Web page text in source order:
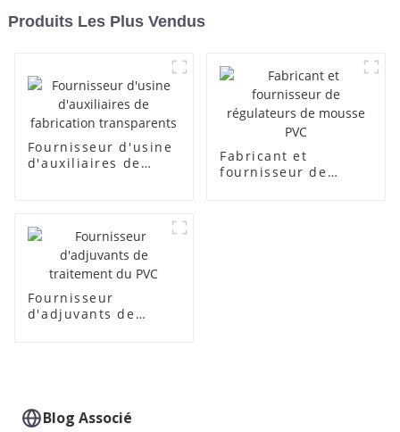
Produits Les Plus Vendus
Fournisseur d'usine
d'auxiliaires de
Fabricant et
fournisseur de
Fournisseur
d'adjuvants de
Blog Associé